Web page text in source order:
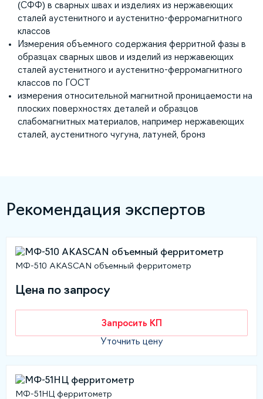
(СФФ) в сварных швах и изделиях из нержавеющих
сталей аустенитного и аустенитно-ферромагнитного
классов
Измерения объемного содержания ферритной фазы в
образцах сварных швов и изделий из нержавеющих
сталей аустенитного и аустенитно-ферромагнитного
классов по ГОСТ
измерения относительной магнитной проницаемости на
плоских поверхностях деталей и образцов
слабомагнитных материалов, например нержавеющих
сталей, аустенитного чугуна, латуней, бронз
Рекомендация экспертов
МФ-510 AKASCAN объемный ферритометр
Цена по запросу
Запросить КП
Уточнить цену
МФ-51НЦ ферритометр